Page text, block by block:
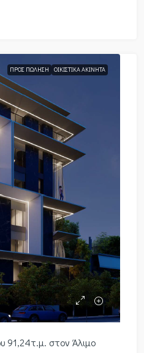
ΠΡΟΣ ΠΏΛΗΣΗ ΟΙΚΙΣΤΙΚΆ ΑΚΊΝΗΤΑ
91,24τ.μ. στον Άλιμο